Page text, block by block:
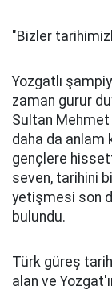
"Bizler
Yozgatlı
zaman gurur
Sultan Mehmet
daha da anlam
gençlere
seven, tarihini
yetişmesi son
bulundu.
Türk güreş
alan ve